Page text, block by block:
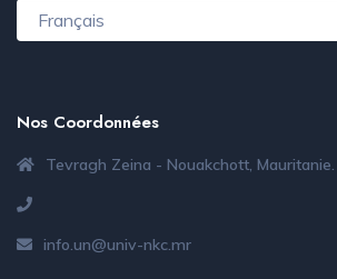
Nos Coordonnées
Tevragh Zeina - Nouakchott, Mauritanie.
info.un@univ-nkc.mr